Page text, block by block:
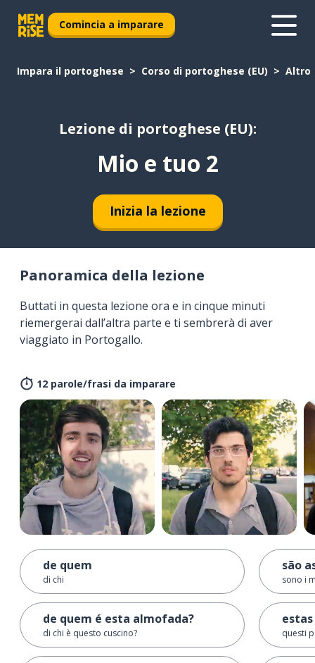
Comincia a imparare
Impara il portoghese Corso di portoghese (EU) Altro
Lezione di portoghese (EU):
Mio e tuo 2
Inizia la lezione
Panoramica della lezione
Buttati in questa lezione ora e in cinque minuti
riemergerai dall’altra parte e ti sembrerà di aver
viaggiato in Portogallo.
12 parole/frasi da imparare
de quem
di chi
de quem é esta almofada?
di chi è questo cuscino?
são
sono i
questi